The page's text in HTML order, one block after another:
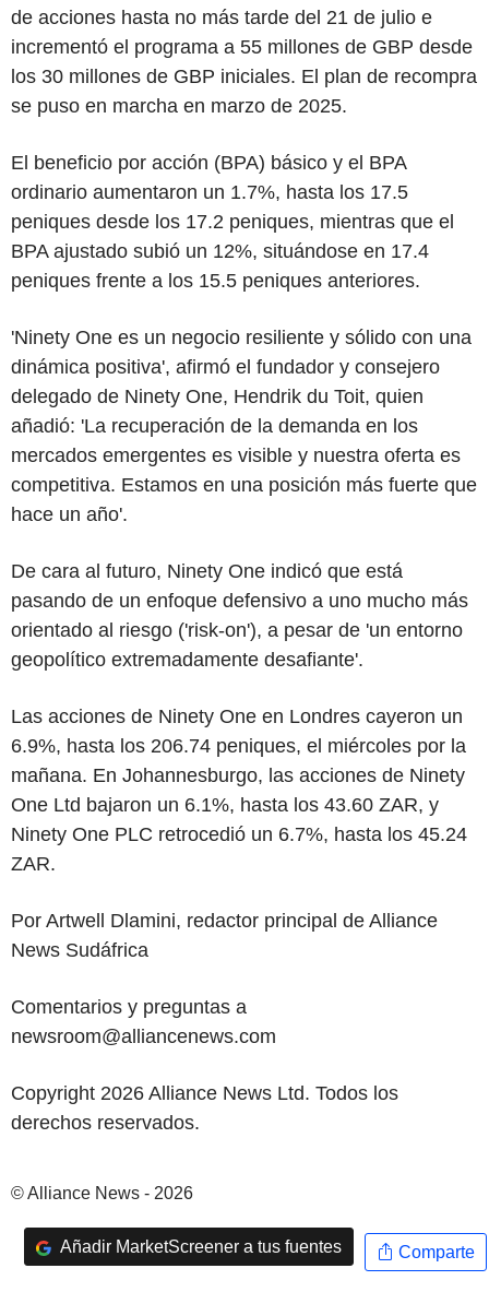
de acciones hasta no más tarde del 21 de julio e
incrementó el programa a 55 millones de GBP desde
los 30 millones de GBP iniciales. El plan de recompra
se puso en marcha en marzo de 2025.
El beneficio por acción (BPA) básico y el BPA
ordinario aumentaron un 1.7%, hasta los 17.5
peniques desde los 17.2 peniques, mientras que el
BPA ajustado subió un 12%, situándose en 17.4
peniques frente a los 15.5 peniques anteriores.
'Ninety One es un negocio resiliente y sólido con una
dinámica positiva', afirmó el fundador y consejero
delegado de Ninety One, Hendrik du Toit, quien
añadió: 'La recuperación de la demanda en los
mercados emergentes es visible y nuestra oferta es
competitiva. Estamos en una posición más fuerte que
hace un año'.
De cara al futuro, Ninety One indicó que está
pasando de un enfoque defensivo a uno mucho más
orientado al riesgo ('risk-on'), a pesar de 'un entorno
geopolítico extremadamente desafiante'.
Las acciones de Ninety One en Londres cayeron un
6.9%, hasta los 206.74 peniques, el miércoles por la
mañana. En Johannesburgo, las acciones de Ninety
One Ltd bajaron un 6.1%, hasta los 43.60 ZAR, y
Ninety One PLC retrocedió un 6.7%, hasta los 45.24
ZAR.
Por Artwell Dlamini, redactor principal de Alliance
News Sudáfrica
Comentarios y preguntas a
newsroom@alliancenews.com
Copyright 2026 Alliance News Ltd. Todos los
derechos reservados.
© Alliance News - 2026
Añadir MarketScreener a tus fuentes Comparte